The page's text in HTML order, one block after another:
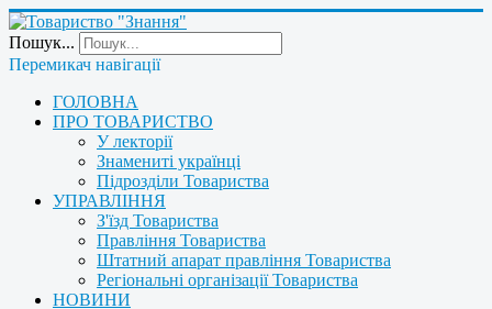
Пошук...
Перемикач навігації
ГОЛОВНА
ПРО ТОВАРИСТВО
У лекторії
Знамениті українці
Підрозділи Товариства
УПРАВЛІННЯ
З'їзд Товариства
Правління Товариства
Штатний апарат правління Товариства
Регіональні організації Товариства
НОВИНИ